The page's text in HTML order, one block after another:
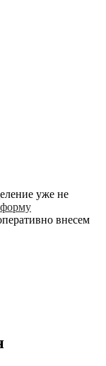
уже не
форму
внесем